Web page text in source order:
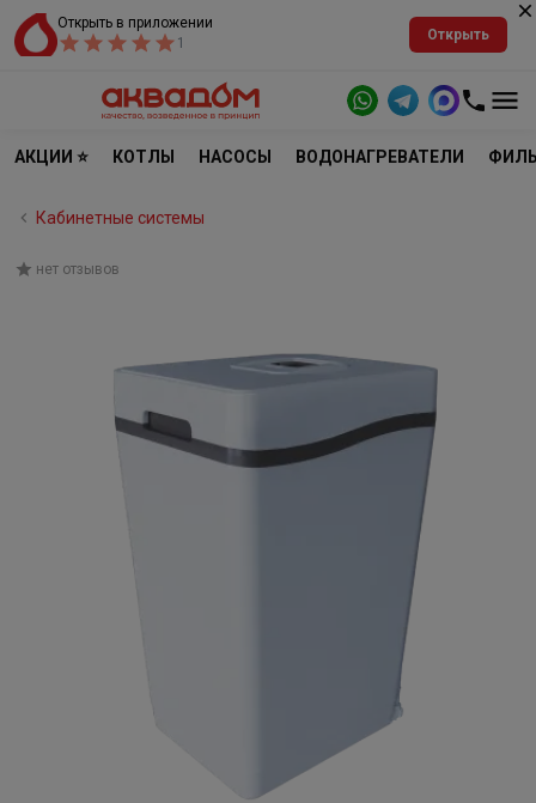
Открыть в приложении
1
Открыть
АКЦИИ ⭐ КОТЛЫ НАСОСЫ ВОДОНАГРЕВАТЕЛИ
Кабинетные системы
нет отзывов